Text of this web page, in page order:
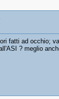
fatti ad occhio;
? meglio